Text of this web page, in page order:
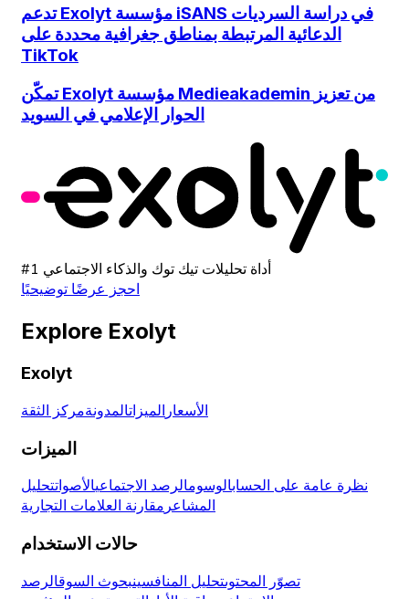
تدعم Exolyt مؤسسة iSANS في دراسة السرديات
الدعائية المرتبطة بمناطق جغرافية محددة على
TikTok
تمكّن Exolyt مؤسسة Medieakademin من تعزيز
الحوار الإعلامي في السويد
#1 أداة تحليلات تيك توك والذكاء الاجتماعي
احجز عرضًا توضيحيًا
Explore Exolyt
Exolyt
الأسعار الميزاتالمدونةمركز الثقة
الميزات
نظرة عامة على الحسابالوسومالرصد الاجتماعيالأصواتتحليل
المشاعر مقارنة العلامات التجارية
حالات الاستخدام
تصوّر المحتوىتحليل المنافسينبحوث السوقالرصد